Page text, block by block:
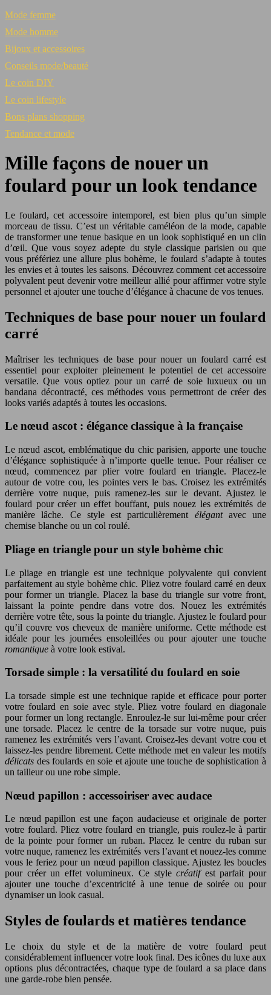
Mode femme
Mode homme
Bijoux et accessoires
Conseils mode/beauté
Le coin DIY
Le coin lifestyle
Bons plans shopping
Tendance et mode
Mille façons de nouer un
foulard pour un look tendance
Le foulard, cet accessoire intemporel, est bien plus qu’un simple
morceau de tissu. C’est un véritable caméléon de la mode, capable
de transformer une tenue basique en un look sophistiqué en un clin
d’œil. Que vous soyez adepte du style classique parisien ou que
vous préfériez une allure plus bohème, le foulard s’adapte à toutes
les envies et à toutes les saisons. Découvrez comment cet accessoire
polyvalent peut devenir votre meilleur allié pour affirmer votre style
personnel et ajouter une touche d’élégance à chacune de vos tenues.
Techniques de base pour nouer un foulard
carré
Maîtriser les techniques de base pour nouer un foulard carré est
essentiel pour exploiter pleinement le potentiel de cet accessoire
versatile. Que vous optiez pour un carré de soie luxueux ou un
bandana décontracté, ces méthodes vous permettront de créer des
looks variés adaptés à toutes les occasions.
Le nœud ascot : élégance classique à la française
Le nœud ascot, emblématique du chic parisien, apporte une touche
d’élégance sophistiquée à n’importe quelle tenue. Pour réaliser ce
nœud, commencez par plier votre foulard en triangle. Placez-le
autour de votre cou, les pointes vers le bas. Croisez les extrémités
derrière votre nuque, puis ramenez-les sur le devant. Ajustez le
foulard pour créer un effet bouffant, puis nouez les extrémités de
manière lâche. Ce style est particulièrement élégant avec une
chemise blanche ou un col roulé.
Pliage en triangle pour un style bohème chic
Le pliage en triangle est une technique polyvalente qui convient
parfaitement au style bohème chic. Pliez votre foulard carré en deux
pour former un triangle. Placez la base du triangle sur votre front,
laissant la pointe pendre dans votre dos. Nouez les extrémités
derrière votre tête, sous la pointe du triangle. Ajustez le foulard pour
qu’il couvre vos cheveux de manière uniforme. Cette méthode est
idéale pour les journées ensoleillées ou pour ajouter une touche
romantique à votre look estival.
Torsade simple : la versatilité du foulard en soie
La torsade simple est une technique rapide et efficace pour porter
votre foulard en soie avec style. Pliez votre foulard en diagonale
pour former un long rectangle. Enroulez-le sur lui-même pour créer
une torsade. Placez le centre de la torsade sur votre nuque, puis
ramenez les extrémités vers l’avant. Croisez-les devant votre cou et
laissez-les pendre librement. Cette méthode met en valeur les motifs
délicats des foulards en soie et ajoute une touche de sophistication à
un tailleur ou une robe simple.
Nœud papillon : accessoiriser avec audace
Le nœud papillon est une façon audacieuse et originale de porter
votre foulard. Pliez votre foulard en triangle, puis roulez-le à partir
de la pointe pour former un ruban. Placez le centre du ruban sur
votre nuque, ramenez les extrémités vers l’avant et nouez-les comme
vous le feriez pour un nœud papillon classique. Ajustez les boucles
pour créer un effet volumineux. Ce stylecréatif est parfait pour
ajouter une touche d’excentricité à une tenue de soirée ou pour
dynamiser un look casual.
Styles de foulards et matières tendance
Le choix du style et de la matière de votre foulard peut
considérablement influencer votre look final. Des icônes du luxe aux
options plus décontractées, chaque type de foulard a sa place dans
une garde-robe bien pensée.